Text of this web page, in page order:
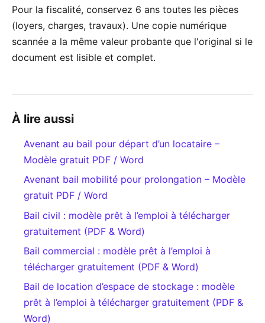
Pour la fiscalité, conservez 6 ans toutes les pièces
(loyers, charges, travaux). Une copie numérique
scannée a la même valeur probante que l'original si le
document est lisible et complet.
À lire aussi
Avenant au bail pour départ d’un locataire –
Modèle gratuit PDF / Word
Avenant bail mobilité pour prolongation – Modèle
gratuit PDF / Word
Bail civil : modèle prêt à l’emploi à télécharger
gratuitement (PDF & Word)
Bail commercial : modèle prêt à l’emploi à
télécharger gratuitement (PDF & Word)
Bail de location d’espace de stockage : modèle
prêt à l’emploi à télécharger gratuitement (PDF &
Word)